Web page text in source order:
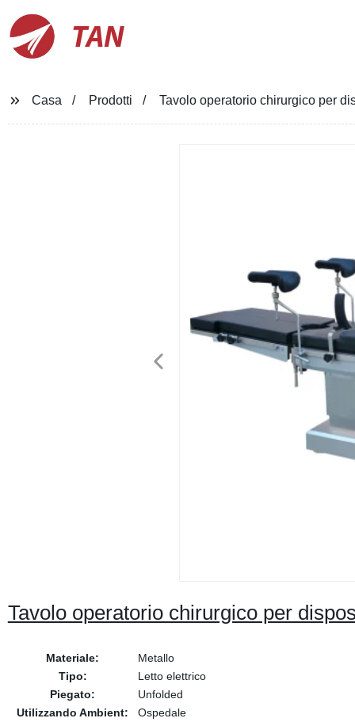
TAN
Casa Prodotti Tavolo operatorio chirurgico per
Tavolo operatorio chirurgico per
Materiale:
Metallo
Tipo:
Letto elettrico
Piegato:
Unfolded
Utilizzando Ambient:
Ospedale